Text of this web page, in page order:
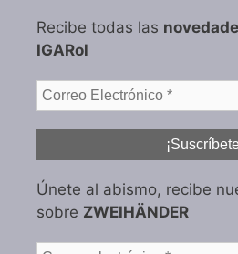
Recibe todas las
IGARol
Únete al abismo, recibe
sobre ZWEIHÄNDER